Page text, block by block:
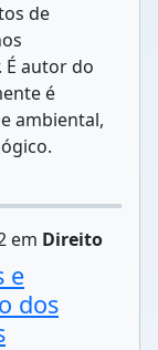
de
É autor do
é
ambiental,
em Direito
e
dos